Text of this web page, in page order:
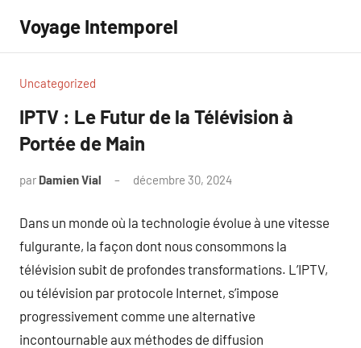
contenu
Voyage Intemporel
Uncategorized
IPTV : Le Futur de la Télévision à
Portée de Main
par Damien Vial décembre 30, 2024
Dans un monde où la technologie évolue à une vitesse
fulgurante, la façon dont nous consommons la
télévision subit de profondes transformations. L’IPTV,
ou télévision par protocole Internet, s’impose
progressivement comme une alternative
incontournable aux méthodes de diffusion